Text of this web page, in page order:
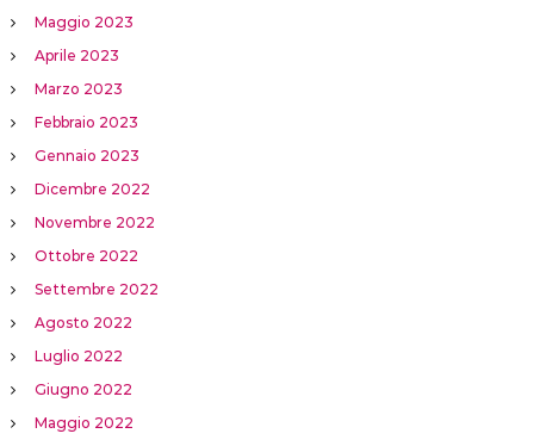
Maggio 2023
Aprile 2023
Marzo 2023
Febbraio 2023
Gennaio 2023
Dicembre 2022
Novembre 2022
Ottobre 2022
Settembre 2022
Agosto 2022
Luglio 2022
Giugno 2022
Maggio 2022